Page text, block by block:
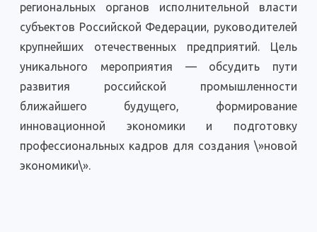
региональных органов исполнительной власти
субъектов Российской Федерации, руководителей
крупнейших отечественных предприятий. Цель
уникального мероприятия — обсудить пути
развития российской промышленности
ближайшего будущего, формирование
инновационной экономики и подготовку
профессиональных кадров для создания \»новой
экономики\».